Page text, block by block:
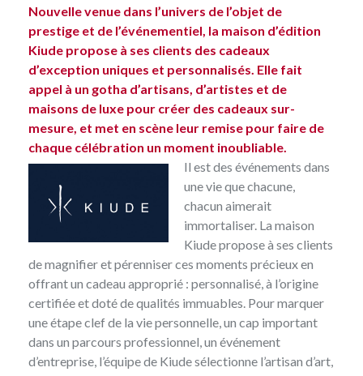
Nouvelle venue dans l’univers de l’objet de
prestige et de l’événementiel, la maison d’édition
Kiude propose à ses clients des cadeaux
d’exception uniques et personnalisés. Elle fait
appel à un gotha d’artisans, d’artistes et de
maisons de luxe pour créer des cadeaux sur-
mesure, et met en scène leur remise pour faire de
chaque célébration un moment inoubliable.
Il est des événements dans
une vie que chacune,
chacun aimerait
immortaliser. La maison
Kiude propose à ses clients
de magnifier et pérenniser ces moments précieux en
offrant un cadeau approprié : personnalisé, à l’origine
certifiée et doté de qualités immuables. Pour marquer
une étape clef de la vie personnelle, un cap important
dans un parcours professionnel, un événement
d’entreprise, l’équipe de Kiude sélectionne l’artisan d’art,